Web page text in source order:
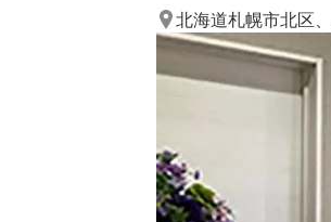
北海道札幌市北区、